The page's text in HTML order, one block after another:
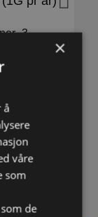
×
å
våre
som
de